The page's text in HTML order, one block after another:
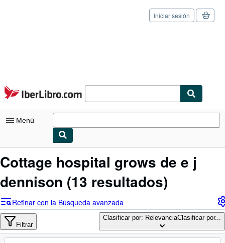
Pasar al contenido principal
IberLibro.com
Iniciar sesión
Menú
Mi cuenta
Consultar mis pedidos
Búsqueda avanzada
Colecciones
Cottage hospital grows de e j
dennison (13 resultados)
Refinar con la Búsqueda avanzada
Filtrar
Clasificar por: RelevanciaClasificar por...